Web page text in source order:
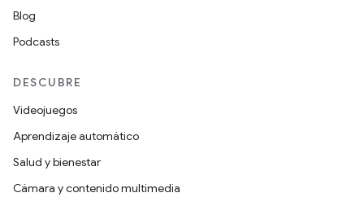
Blog
Podcasts
DESCUBRE
Videojuegos
Aprendizaje automático
Salud y bienestar
Cámara y contenido multimedia